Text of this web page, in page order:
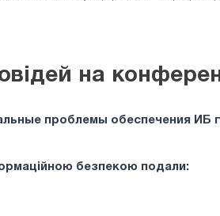
на
проблемы обеспечения ИБ
безпекою подали: